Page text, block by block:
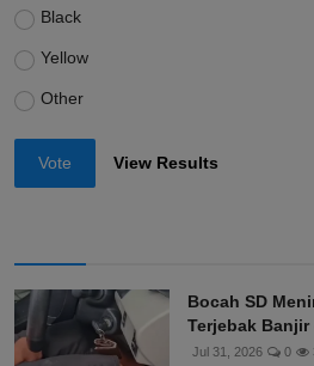
Black
Yellow
Other
Vote View Results
Bocah SD
Terjebak Banjir
Jul 31, 2026 0